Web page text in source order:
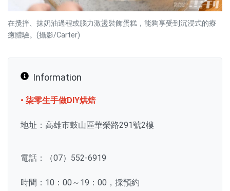
在攪拌、抹奶油過程或腦力激盪裝飾蛋糕，能夠享受到沉浸式的療
癒體驗。(攝影/Carter)
Information
• 柒零生手做DIY烘焙
地址：高雄市鼓山區華榮路291號2樓
電話：（07）552-6919
時間：10：00～19：00，採預約